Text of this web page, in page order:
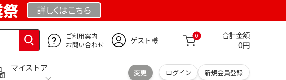
詳しくはこちら
ご利用案内
お問い合わせ
ゲスト様 0 合計金額
0円
マイストア
変更 ログイン 新規会員登録